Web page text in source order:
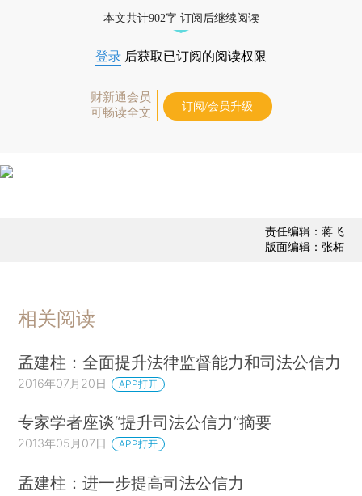
本文共计902字 订阅后继续阅读
登录 后获取已订阅的阅读权限
财新通会员
可畅读全文
订阅/会员升级
责任编辑：蒋飞
版面编辑：张柘
相关阅读
孟建柱：全面提升法律监督能力和司法公信力
2016年07月20日 APP打开
专家学者座谈“提升司法公信力”摘要
2013年05月07日 APP打开
孟建柱：进一步提高司法公信力